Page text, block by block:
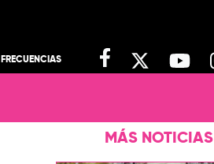
FRECUENCIAS
MÁS NOTICIAS